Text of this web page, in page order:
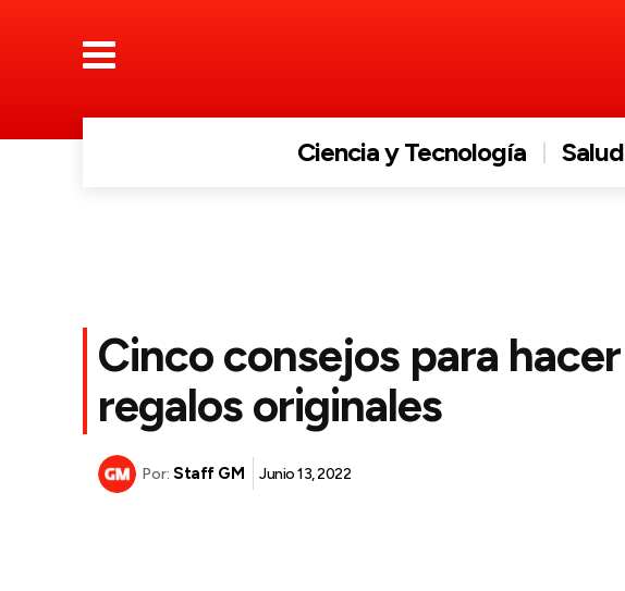
Ciencia y Tecnología Salud
Cinco consejos para hacer
regalos originales
Por: Staff GM Junio 13, 2022